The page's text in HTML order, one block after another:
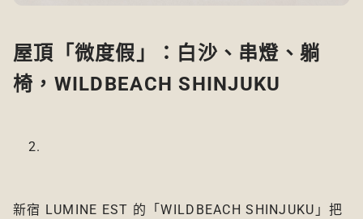
屋頂「微度假」：白沙、串燈、躺
椅，WILDBEACH SHINJUKU
新宿 LUMINE EST 的「WILDBEACH SHINJUKU」把